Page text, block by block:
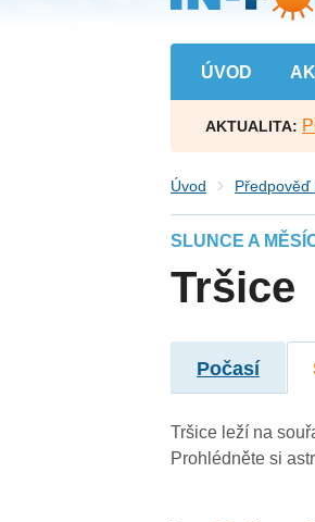
ÚVOD
AKTUALITA:
Úvod Předpověď
SLUNCE A
Tršice
Počasí
Tršice leží na
Prohlédněte si